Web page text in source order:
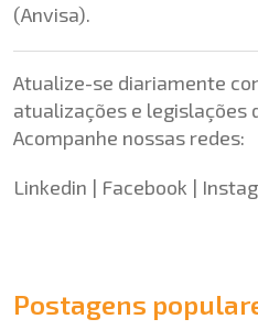
(Anvisa).
Atualize-se diariamente
atualizações e legislações
Acompanhe nossas redes:
Linkedin | Facebook |
Postagens